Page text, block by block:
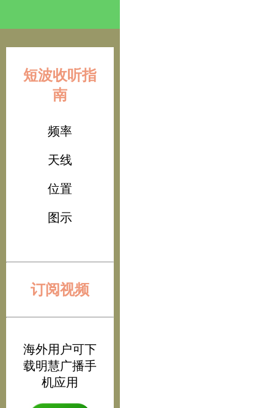
短波收听指
南
频率
天线
位置
图示
订阅视频
海外用户可下
载明慧广播手
机应用